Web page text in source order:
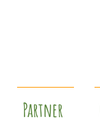
Partner